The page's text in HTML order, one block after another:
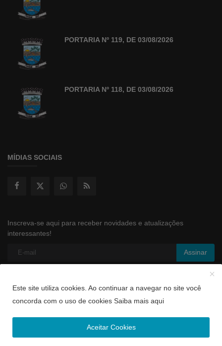
PORTARIA Nº 119, DE 03/08/2026
PORTARIA Nº 118, DE 03/08/2026
MÍDIAS SOCIAIS
Inscreva-se aqui para receber novidades e atualizações
interessantes!
Assinar
Copyright 2026 - Aticon Estratégia
Termos & Condições
Este site utiliza cookies. Ao continuar a navegar no site você
concorda com o uso de cookies Saiba mais aqui
Aceitar Cookies